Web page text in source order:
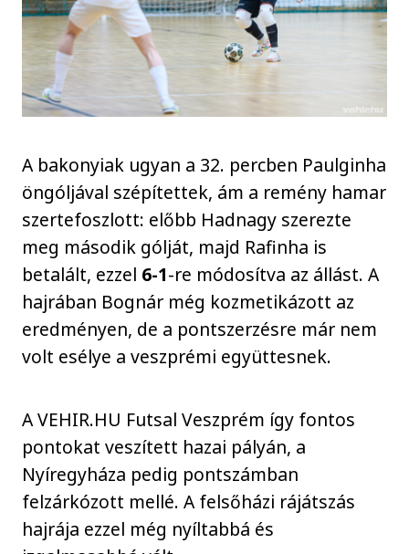
A bakonyiak ugyan a 32. percben Paulginha
öngóljával szépítettek, ám a remény hamar
szertefoszlott: előbb Hadnagy szerezte
meg második gólját, majd Rafinha is
betalált, ezzel 6-1-re módosítva az állást. A
hajrában Bognár még kozmetikázott az
eredményen, de a pontszerzésre már nem
volt esélye a veszprémi együttesnek.
A VEHIR.HU Futsal Veszprém így fontos
pontokat veszített hazai pályán, a
Nyíregyháza pedig pontszámban
felzárkózott mellé. A felsőházi rájátszás
hajrája ezzel még nyíltabbá és